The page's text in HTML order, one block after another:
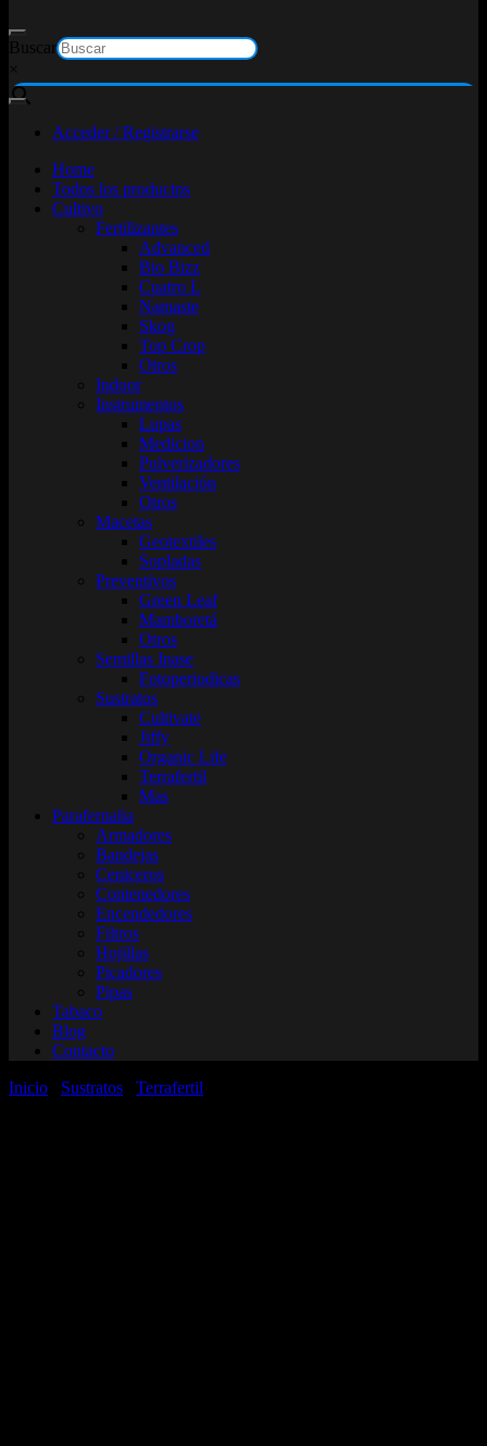
Buscar
×
Acceder / Registrarse
Home
Todos los productos
Cultivo
Fertilizantes
Advanced
Bio Bizz
Cuatro L
Namaste
Skog
Top Crop
Otros
Indoor
Instrumentos
Lupas
Medicion
Pulverizadores
Ventilación
Otros
Macetas
Geotextiles
Sopladas
Preventivos
Green Leaf
Mamboretá
Otros
Semillas Inase
Fotoperiodicas
Sustratos
Cultivate
Jiffy
Organic Life
Terrafertil
Mas
Parafernalia
Armadores
Bandejas
Ceniceros
Contenedores
Encendedores
Filtros
Hojillas
Picadores
Pipas
Tabaco
Blog
Contacto
Inicio
Sustratos Terrafertil